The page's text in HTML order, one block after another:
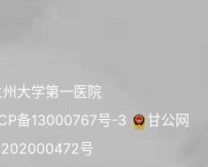
大学第一医院
备13000767号-3
甘公网
号